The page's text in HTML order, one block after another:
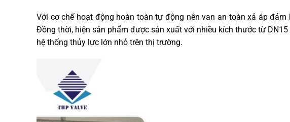
Với cơ chế hoạt động hoàn toàn tự động nên van an toàn xả áp
Đồng thời, hiện sản phẩm được sản xuất với nhiều kích thước từ
hệ thống thủy lực lớn nhỏ trên thị trường.